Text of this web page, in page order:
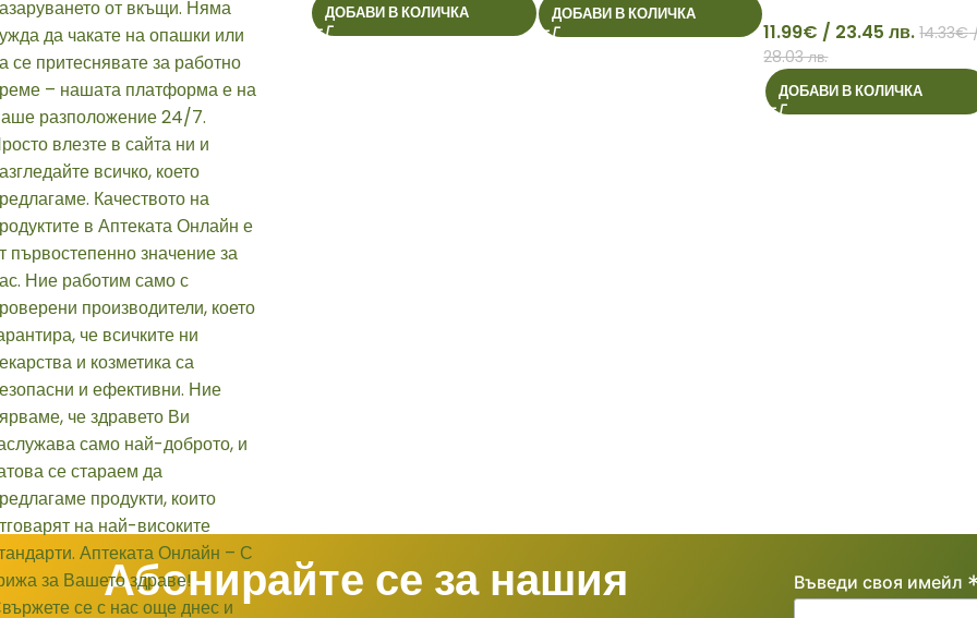
ДОБАВИ В КОЛИЧКА ДОБАВИ В КОЛИЧКА
11
11.99€ / 23.45 лв.14.33€
28.03 лв.
ДОБАВИ В КОЛИЧКА
Абонирайте се за нашия
Въведи своя имейл